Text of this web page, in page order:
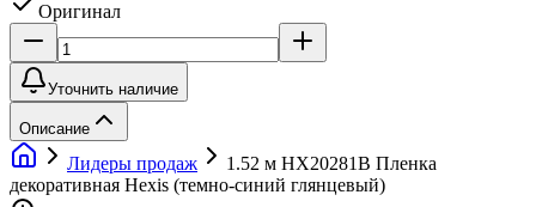
Оригинал
Уточнить наличие
Описание
Лидеры продаж
1.52 м HX20281B Пленка
декоративная Hexis (темно-синий глянцевый)